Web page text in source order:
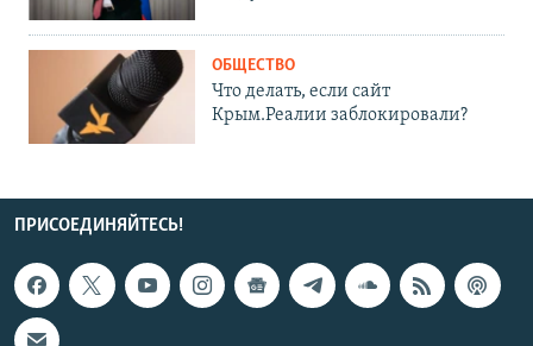
ОБЩЕСТВО
Что делать, если сайт
Крым.Реалии заблокировали?
ПРИСОЕДИНЯЙТЕСЬ!